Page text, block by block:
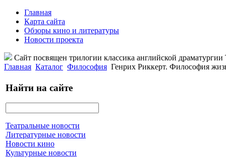
Главная
Карта сайта
Обзоры кино и литературы
Новости проекта
Сайт посвящен трилогии классика английской
Главная Каталог Философия Генрих Риккерт. Философия
Найти на сайте
Театральные новости
Литературные новости
Новости кино
Культурные новости